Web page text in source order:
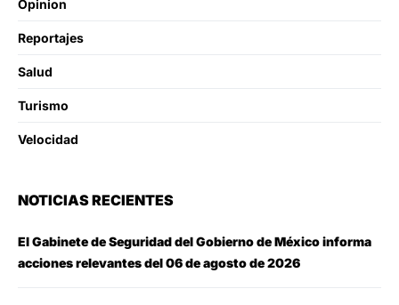
Opinion
Reportajes
Salud
Turismo
Velocidad
NOTICIAS RECIENTES
El Gabinete de Seguridad del Gobierno de México informa
acciones relevantes del 06 de agosto de 2026